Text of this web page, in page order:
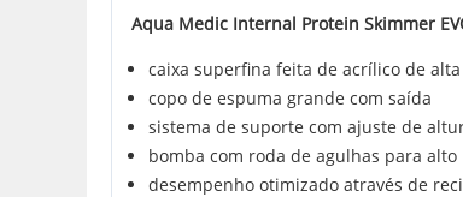
Aqua Medic Internal Protein Skimmer
caixa superfina feita de acrílico de
copo de espuma grande com saída
sistema de suporte com ajuste de
bomba com roda de agulhas para
desempenho otimizado através de